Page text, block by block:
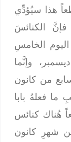
إلى يوم (15)، قطعاً هذا سيُؤدِّي
الكنائسَ
الخامسِ
وإنَّما
من كانون
ما فعلهُ بابا
هُناك كنائس
شهرِ كانون